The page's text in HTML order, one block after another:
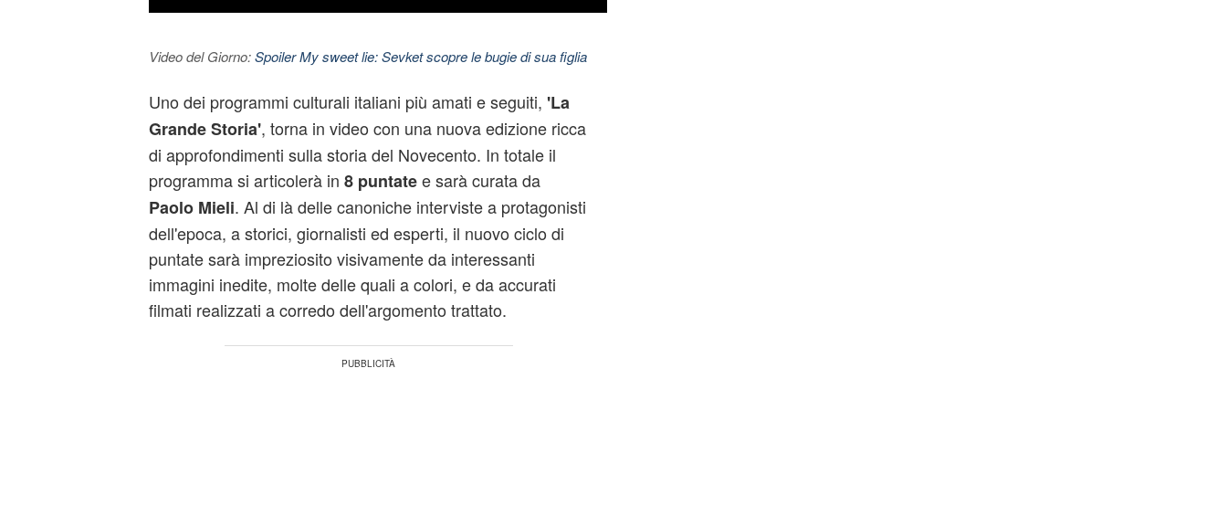
Video del Giorno:Spoiler My sweet lie: Sevket scopre le bugie di sua figlia
Uno dei programmi culturali italiani più amati e seguiti, 'La
Grande Storia', torna in video con una nuova edizione ricca
di approfondimenti sulla storia del Novecento. In totale il
programma si articolerà in 8 puntatee sarà curata da
Paolo Mieli. Al di là delle canoniche interviste a protagonisti
dell'epoca, a storici, giornalisti ed esperti, il nuovo ciclo di
puntate sarà impreziosito visivamente da interessanti
immagini inedite, molte delle quali a colori, e da accurati
filmati realizzati a corredo dell'argomento trattato.